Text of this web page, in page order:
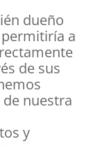
dueño
permitiría a
de sus
nuestra
y